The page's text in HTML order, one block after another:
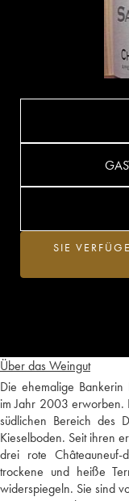
Über das Weingut
Die ehemalige Bankerin
im Jahr 2003 erworben.
südlichen Bereich des
Kieselboden. Seit ihren
drei rote Châteauneuf-
trockene und heiße
widerspiegeln. Sie sind
SIE